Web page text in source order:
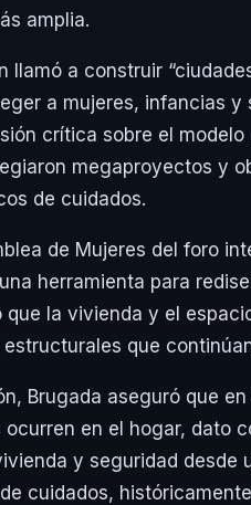
amplia.
llamó a construir
a mujeres, infancias
crítica sobre el
megaproyectos y
de cuidados.
de Mujeres del foro
herramienta para
que la vivienda y el
que
Brugada aseguró que
en el hogar, dato
y seguridad desde
cuidados,